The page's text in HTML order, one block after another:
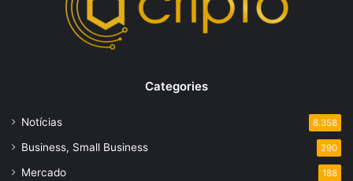
Categories
Notícias 8.358
Business, Small Business 290
Mercado 188